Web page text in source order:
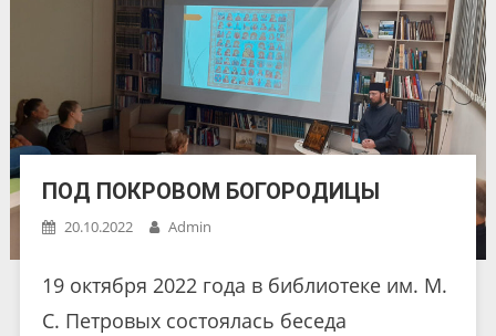
ПОД ПОКРОВОМ БОГОРОДИЦЫ
20.10.2022 Admin
19 октября 2022 года в библиотеке им. М.
С. Петровых состоялась беседа